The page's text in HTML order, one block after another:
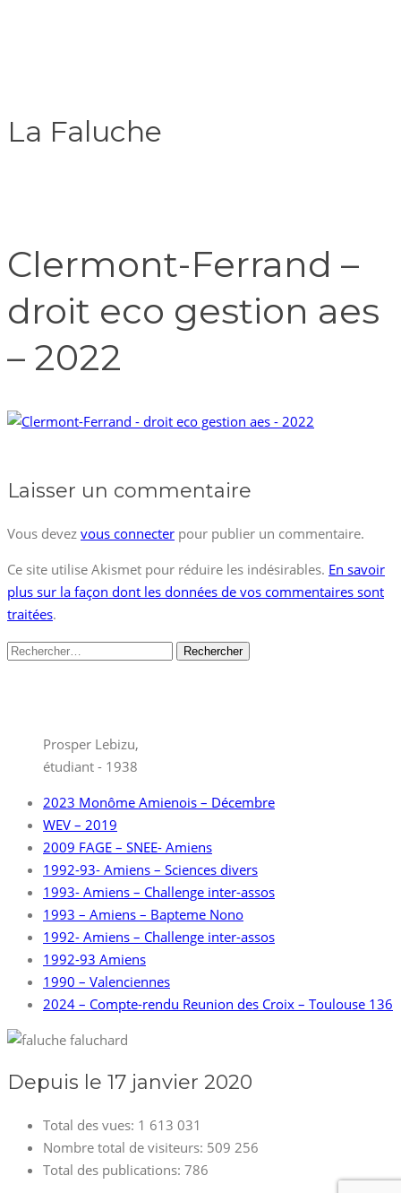
La Faluche
Clermont-Ferrand –
droit eco gestion aes
– 2022
Laisser un commentaire
Vous devez vous connecter pour publier un commentaire.
Ce site utilise Akismet pour réduire les indésirables. En savoir
plus sur la façon dont les données de vos commentaires sont
traitées.
Rechercher :
Prosper Lebizu,
étudiant - 1938
2023 Monôme Amienois – Décembre
WEV – 2019
2009 FAGE – SNEE- Amiens
1992-93- Amiens – Sciences divers
1993- Amiens – Challenge inter-assos
1993 – Amiens – Bapteme Nono
1992- Amiens – Challenge inter-assos
1992-93 Amiens
1990 – Valenciennes
2024 – Compte-rendu Reunion des Croix – Toulouse 136
Depuis le 17 janvier 2020
Total des vues: 1 613 031
Nombre total de visiteurs: 509 256
Total des publications: 786